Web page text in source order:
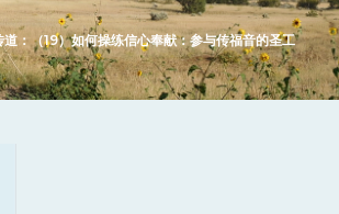
道：（19）如何操练信心奉献：参与传福音的圣工